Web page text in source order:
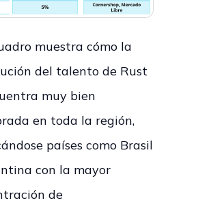
muestra cómo la
del talento de Rust
muy bien
en toda la región,
países como Brasil
con la mayor
de